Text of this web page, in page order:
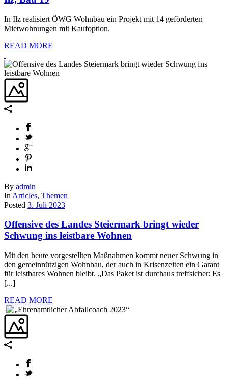
In Ilz realisiert ÖWG Wohnbau ein Projekt mit 14 geförderten
Mietwohnungen mit Kaufoption.
READ MORE
By admin
In Articles, Themen
Posted 3. Juli 2023
Offensive des Landes Steiermark bringt wieder
Schwung ins leistbare Wohnen
Mit den heute vorgestellten Maßnahmen kommt neuer Schwung in
den gemeinnützigen Wohnbau, der auch in Krisenzeiten ein Garant
für leistbares Wohnen bleibt. „Das Paket ist durchaus treffsicher: Es
[...]
READ MORE